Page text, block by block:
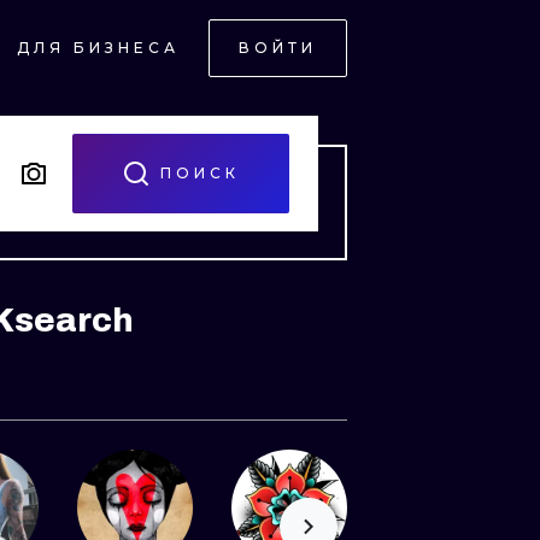
ДЛЯ БИЗНЕСА ВОЙТИ
ПОИСК